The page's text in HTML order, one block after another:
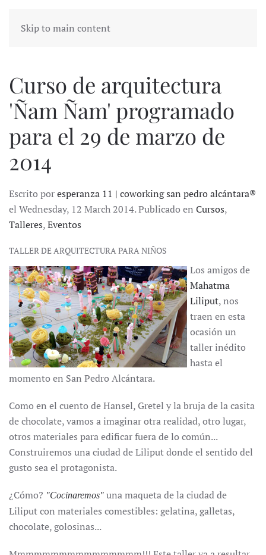
Skip to main content
Curso de arquitectura
'Ñam Ñam' programado
para el 29 de marzo de
2014
Escrito poresperanza 11 | coworking san pedro alcántara®
el Wednesday, 12 March 2014. Publicado en Cursos,
Talleres,Eventos
TALLER DE ARQUITECTURA PARA NIÑOS
Los amigos de
Mahatma
Liliput, nos
traen en esta
ocasión un
taller inédito
hasta el
momento en San Pedro Alcántara.
Como en el cuento de Hansel, Gretel y la bruja de la casita
de chocolate, vamos a imaginar otra realidad, otro lugar,
otros materiales para edificar fuera de lo común...
Construiremos una ciudad de Liliput donde el sentido del
gusto sea el protagonista.
¿Cómo? "Cocinaremos" una maqueta de la ciudad de
Liliput con materiales comestibles: gelatina, galletas,
chocolate, golosinas...